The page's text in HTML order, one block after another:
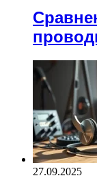
27.09.2025